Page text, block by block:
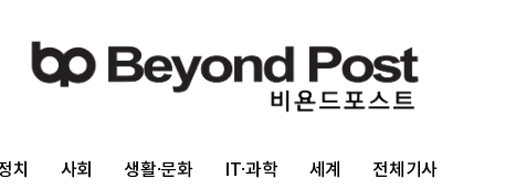
치 사회 생활·문화 IT·과학 세계 전체기사